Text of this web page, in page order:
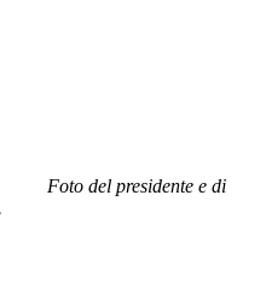
Foto del presidente e di